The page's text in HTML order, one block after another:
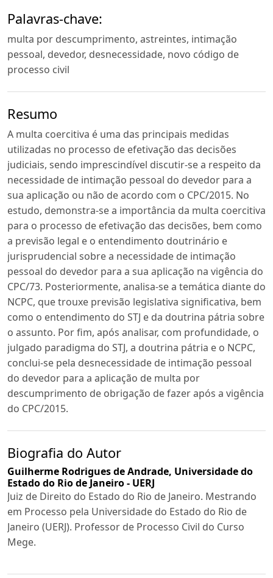
Palavras-chave:
multa por descumprimento, astreintes, intimação
pessoal, devedor, desnecessidade, novo código de
processo civil
Resumo
A multa coercitiva é uma das principais medidas
utilizadas no processo de efetivação das decisões
judiciais, sendo imprescindível discutir-se a respeito da
necessidade de intimação pessoal do devedor para a
sua aplicação ou não de acordo com o CPC/2015. No
estudo, demonstra-se a importância da multa coercitiva
para o processo de efetivação das decisões, bem como
a previsão legal e o entendimento doutrinário e
jurisprudencial sobre a necessidade de intimação
pessoal do devedor para a sua aplicação na vigência do
CPC/73. Posteriormente, analisa-se a temática diante do
NCPC, que trouxe previsão legislativa significativa, bem
como o entendimento do STJ e da doutrina pátria sobre
o assunto. Por fim, após analisar, com profundidade, o
julgado paradigma do STJ, a doutrina pátria e o NCPC,
conclui-se pela desnecessidade de intimação pessoal
do devedor para a aplicação de multa por
descumprimento de obrigação de fazer após a vigência
do CPC/2015.
Biografia do Autor
Guilherme Rodrigues de Andrade, Universidade do
Estado do Rio de Janeiro - UERJ
Juiz de Direito do Estado do Rio de Janeiro. Mestrando
em Processo pela Universidade do Estado do Rio de
Janeiro (UERJ). Professor de Processo Civil do Curso
Mege.